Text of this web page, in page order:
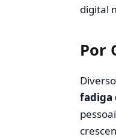
digital
Por
fadiga